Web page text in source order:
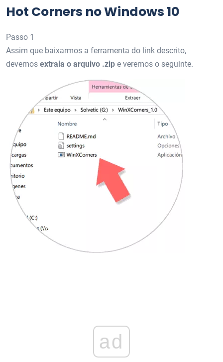
Hot Corners no Windows 10
Passo 1
Assim que baixarmos a ferramenta do link descrito,
devemos extraia o arquivo .zip e veremos o seguinte.
ad